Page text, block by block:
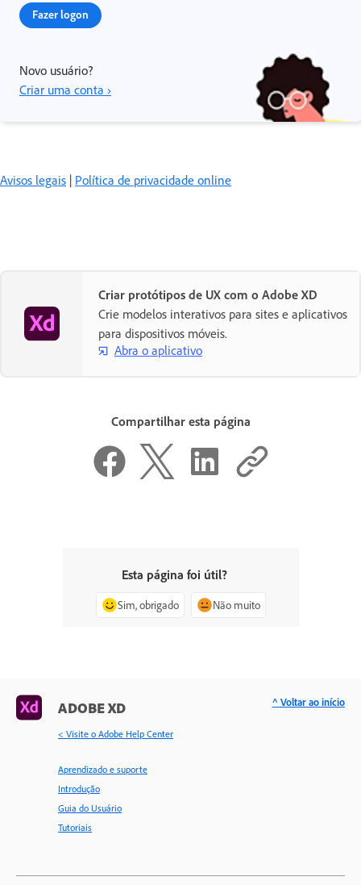
Fazer logon
Novo usuário?
Criar uma conta ›
Avisos legais | Política de privacidade online
Criar protótipos de UX com o Adobe XD
Crie modelos interativos para sites e aplicativos
para dispositivos móveis.
Abra o aplicativo
Compartilhar esta página
Esta página foi útil?
Sim, obrigado Não muito
ADOBE XD
< Visite o Adobe Help Center
Aprendizado e suporte
Introdução
Guia do Usuário
Tutoriais
^ Voltar ao início